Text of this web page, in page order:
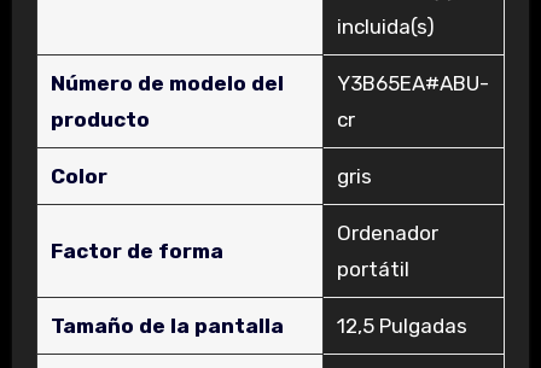
incluida(s)
Número de modelo del
producto
‎Y3B65EA#ABU-
cr
Color ‎gris
Factor de forma
‎Ordenador
portátil
Tamaño de la pantalla ‎12,5 Pulgadas